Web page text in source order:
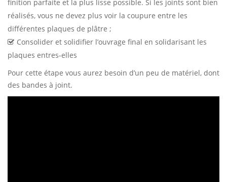
finition parfaite et la plus lisse possible. Si les joints sont bien
réalisés, vous ne devez plus voir la coupure entre les
différentes plaques de plâtre ;
Consolider et solidifier l’ouvrage final en solidarisant les
plaques entres-elles
Pour cette étape vous aurez besoin d’un peu de matériel, dont
des bandes à joint.